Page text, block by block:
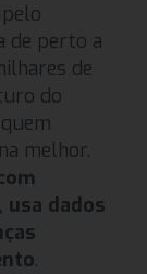
de perto a
de
do
melhor.
dados
.